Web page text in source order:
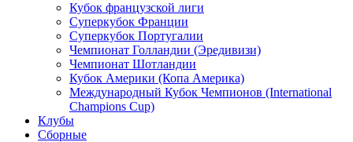
Кубок французской лиги
Суперкубок Франции
Суперкубок Португалии
Чемпионат Голландии (Эредивизи)
Чемпионат Шотландии
Кубок Америки (Копа Америка)
Международный Кубок Чемпионов (International
Champions Cup)
Клубы
Сборные